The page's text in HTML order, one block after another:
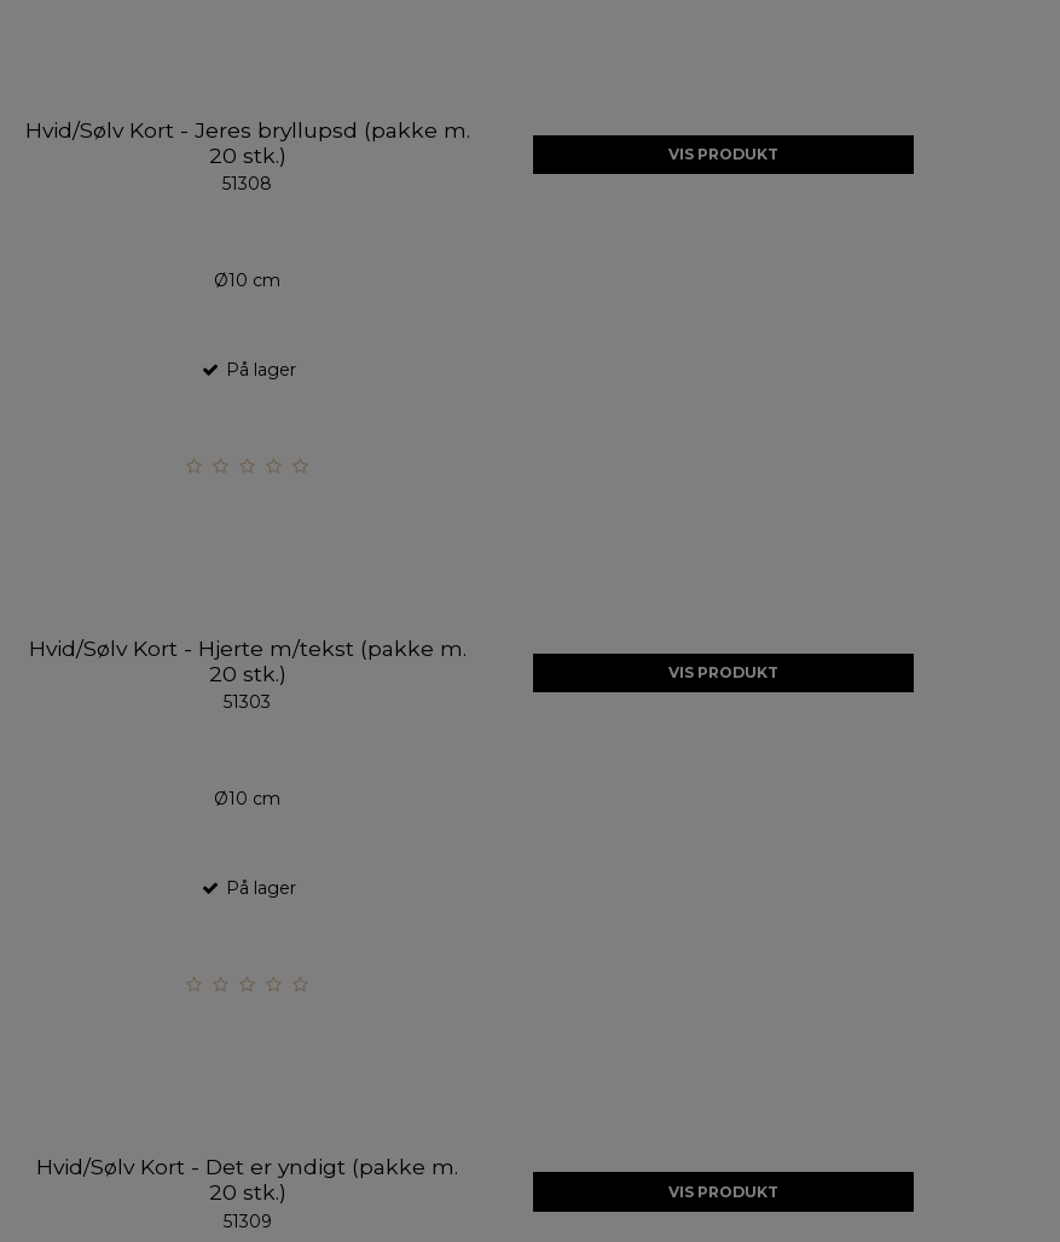
Hvid/Sølv Kort - Jeres bryllupsd (pakke m.
20 stk.)
51308
Ø10 cm
På lager
VIS PRODUKT
Hvid/Sølv Kort - Hjerte m/tekst (pakke m.
20 stk.)
51303
Ø10 cm
På lager
VIS PRODUKT
Hvid/Sølv Kort - Det er yndigt (pakke m.
20 stk.)
51309
VIS PRODUKT